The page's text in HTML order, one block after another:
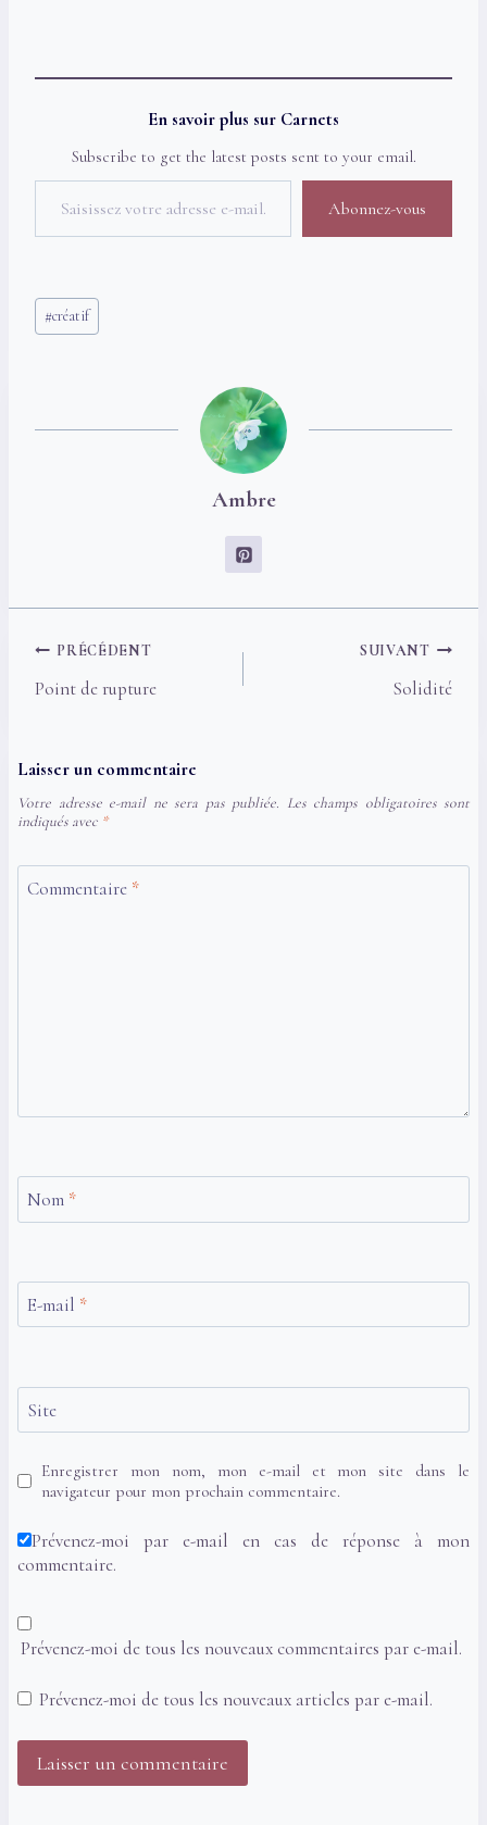
En savoir plus sur Carnets
Subscribe to get the latest posts sent to your email.
Saisissez votre adresse e-mail…
Abonnez-vous
Étiquettes
de
#créatif
Ambre
Navigation
de
PRÉCÉDENT
Point de rupture
SUIVANT
Solidité
Laisser un commentaire
Votre adresse e-mail ne sera pas publiée. Les champs obligatoires sont
indiqués avec *
Commentaire *
Nom *
E-mail *
Site
Enregistrer mon nom, mon e-mail et mon site dans le
navigateur pour mon prochain commentaire.
Prévenez-moi par e-mail en cas de réponse à mon
commentaire.
Prévenez-moi de tous les nouveaux commentaires par e-mail.
Prévenez-moi de tous les nouveaux articles par e-mail.